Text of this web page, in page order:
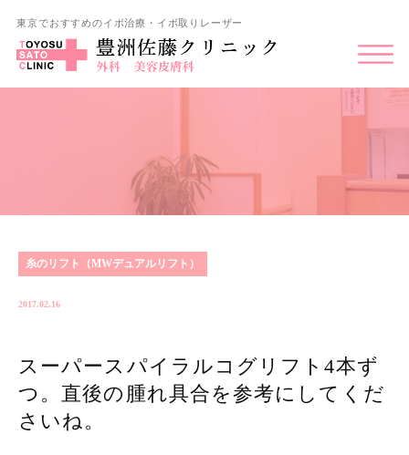
東京でおすすめのイボ治療・イボ取りレーザー
糸のリフト（MWデュアルリフト）
2017.02.16
スーパースパイラルコグリフト4本ず
つ。直後の腫れ具合を参考にしてくだ
さいね。